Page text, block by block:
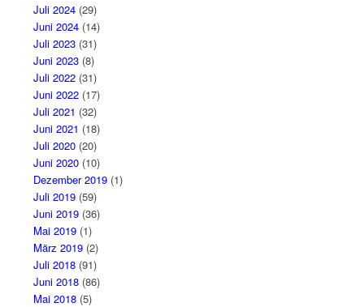
Juli 2024(29)
Juni 2024(14)
Juli 2023(31)
Juni 2023(8)
Juli 2022(31)
Juni 2022(17)
Juli 2021 (32)
Juni 2021 (18)
Juli 2020(20)
Juni 2020(10)
Dezember 2019(1)
Juli 2019(59)
Juni 2019(36)
Mai 2019(1)
März 2019(2)
Juli 2018(91)
Juni 2018(86)
Mai 2018(5)